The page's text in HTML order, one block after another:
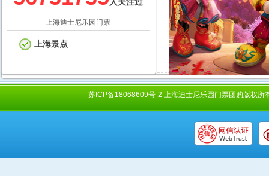
上海迪士尼乐园门票
上海景点
苏ICP备18068609号-2 上海迪士尼乐园门票团购版权